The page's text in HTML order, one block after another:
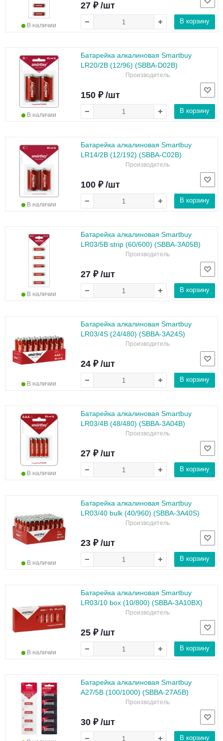
В наличии
27 ₽ /шт
В корзину
Батарейка алкалиновая Smartbuy
LR20/2B (12/96) (SBBA-D02B)
Производитель
В наличии
150 ₽ /шт
В корзину
Батарейка алкалиновая Smartbuy
LR14/2B (12/192) (SBBA-C02B)
Производитель
В наличии
100 ₽ /шт
В корзину
Батарейка алкалиновая Smartbuy
LR03/5B strip (60/600) (SBBA-3A05B)
Производитель
В наличии
27 ₽ /шт
В корзину
Батарейка алкалиновая Smartbuy
LR03/4S (24/480) (SBBA-3A24S)
Производитель
В наличии
24 ₽ /шт
В корзину
Батарейка алкалиновая Smartbuy
LR03/4B (48/480) (SBBA-3A04B)
Производитель
В наличии
27 ₽ /шт
В корзину
Батарейка алкалиновая Smartbuy
LR03/40 bulk (40/960) (SBBA-3A40S)
Производитель
В наличии
23 ₽ /шт
В корзину
Батарейка алкалиновая Smartbuy
LR03/10 box (10/800) (SBBA-3A10BX)
Производитель
В наличии
25 ₽ /шт
В корзину
Батарейка алкалиновая Smartbuy
A27/5B (100/1000) (SBBA-27A5B)
Производитель
30 ₽ /шт
В корзину